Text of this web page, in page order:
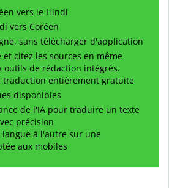
vers le Hindi
vers Coréen
sans télécharger d'application
et citez les sources en même
outils de rédaction intégrés.
traduction entièrement gratuite
disponibles
de l'IA pour traduire un texte
précision
à l'autre sur une
aux mobiles